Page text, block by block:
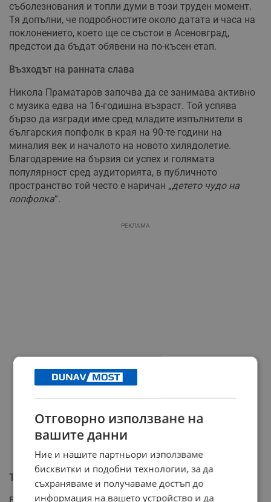
съболезнования и топли думи в този труден момент.
Тя допълни, че подробностите около датата и часа на
поклонението, което ще се състои в Асеновград,
предстои да бъдат обявени на по-късен етап.
Възходът на ранната слава
Никола Праматаров започва да се занимава активно
с музика едва на 16-годишна възраст. Той успява
бързо да изгради име сред младите изпълнители в
българския попфолк в края на 90-те години на
миналия век и началото на новото хилядолетие.
Благодарение на бързия си успех и голямата
популярност сред аудиторията, в публичното
пространство той често е наричан „детето чудо на
попфолка“.
РЕКЛАМА
Тежките житейски изпитания
Отговорно използване на
вашите данни
Ние и нашите партньори използваме
бисквитки и подобни технологии, за да
съхраняваме и получаваме достъп до
информация на вашето устройство и да